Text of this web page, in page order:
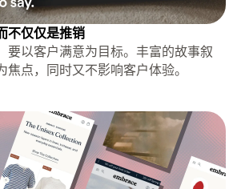
不仅仅是推销
要以客户满意为目标。丰富的故事叙
焦点，同时又不影响客户体验。